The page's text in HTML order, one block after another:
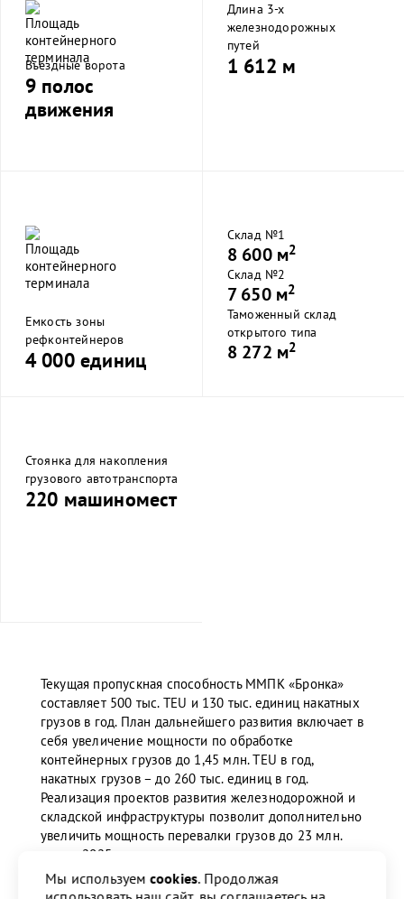
Въездные ворота
9 полос
движения
Длина 3-х
железнодорожных
путей
1 612 м
Емкость зоны
рефконтейнеров
4 000 единиц
Склад №1
8 600 м2
Склад №2
7 650 м2
Таможенный склад
открытого типа
8 272 м2
Стоянка для накопления
грузового автотранспорта
220 машиномест
Текущая пропускная способность ММПК «Бронка»
составляет 500 тыс. TEU и 130 тыс. единиц накатных
грузов в год. План дальнейшего развития включает в
себя увеличение мощности по обработке
контейнерных грузов до 1,45 млн. TEU в год,
накатных грузов – до 260 тыс. единиц в год.
Реализация проектов развития железнодорожной и
складской инфраструктуры позволит дополнительно
увеличить мощность перевалки грузов до 23 млн.
тонн к 2025 году.
Мы используем cookies. Продолжая